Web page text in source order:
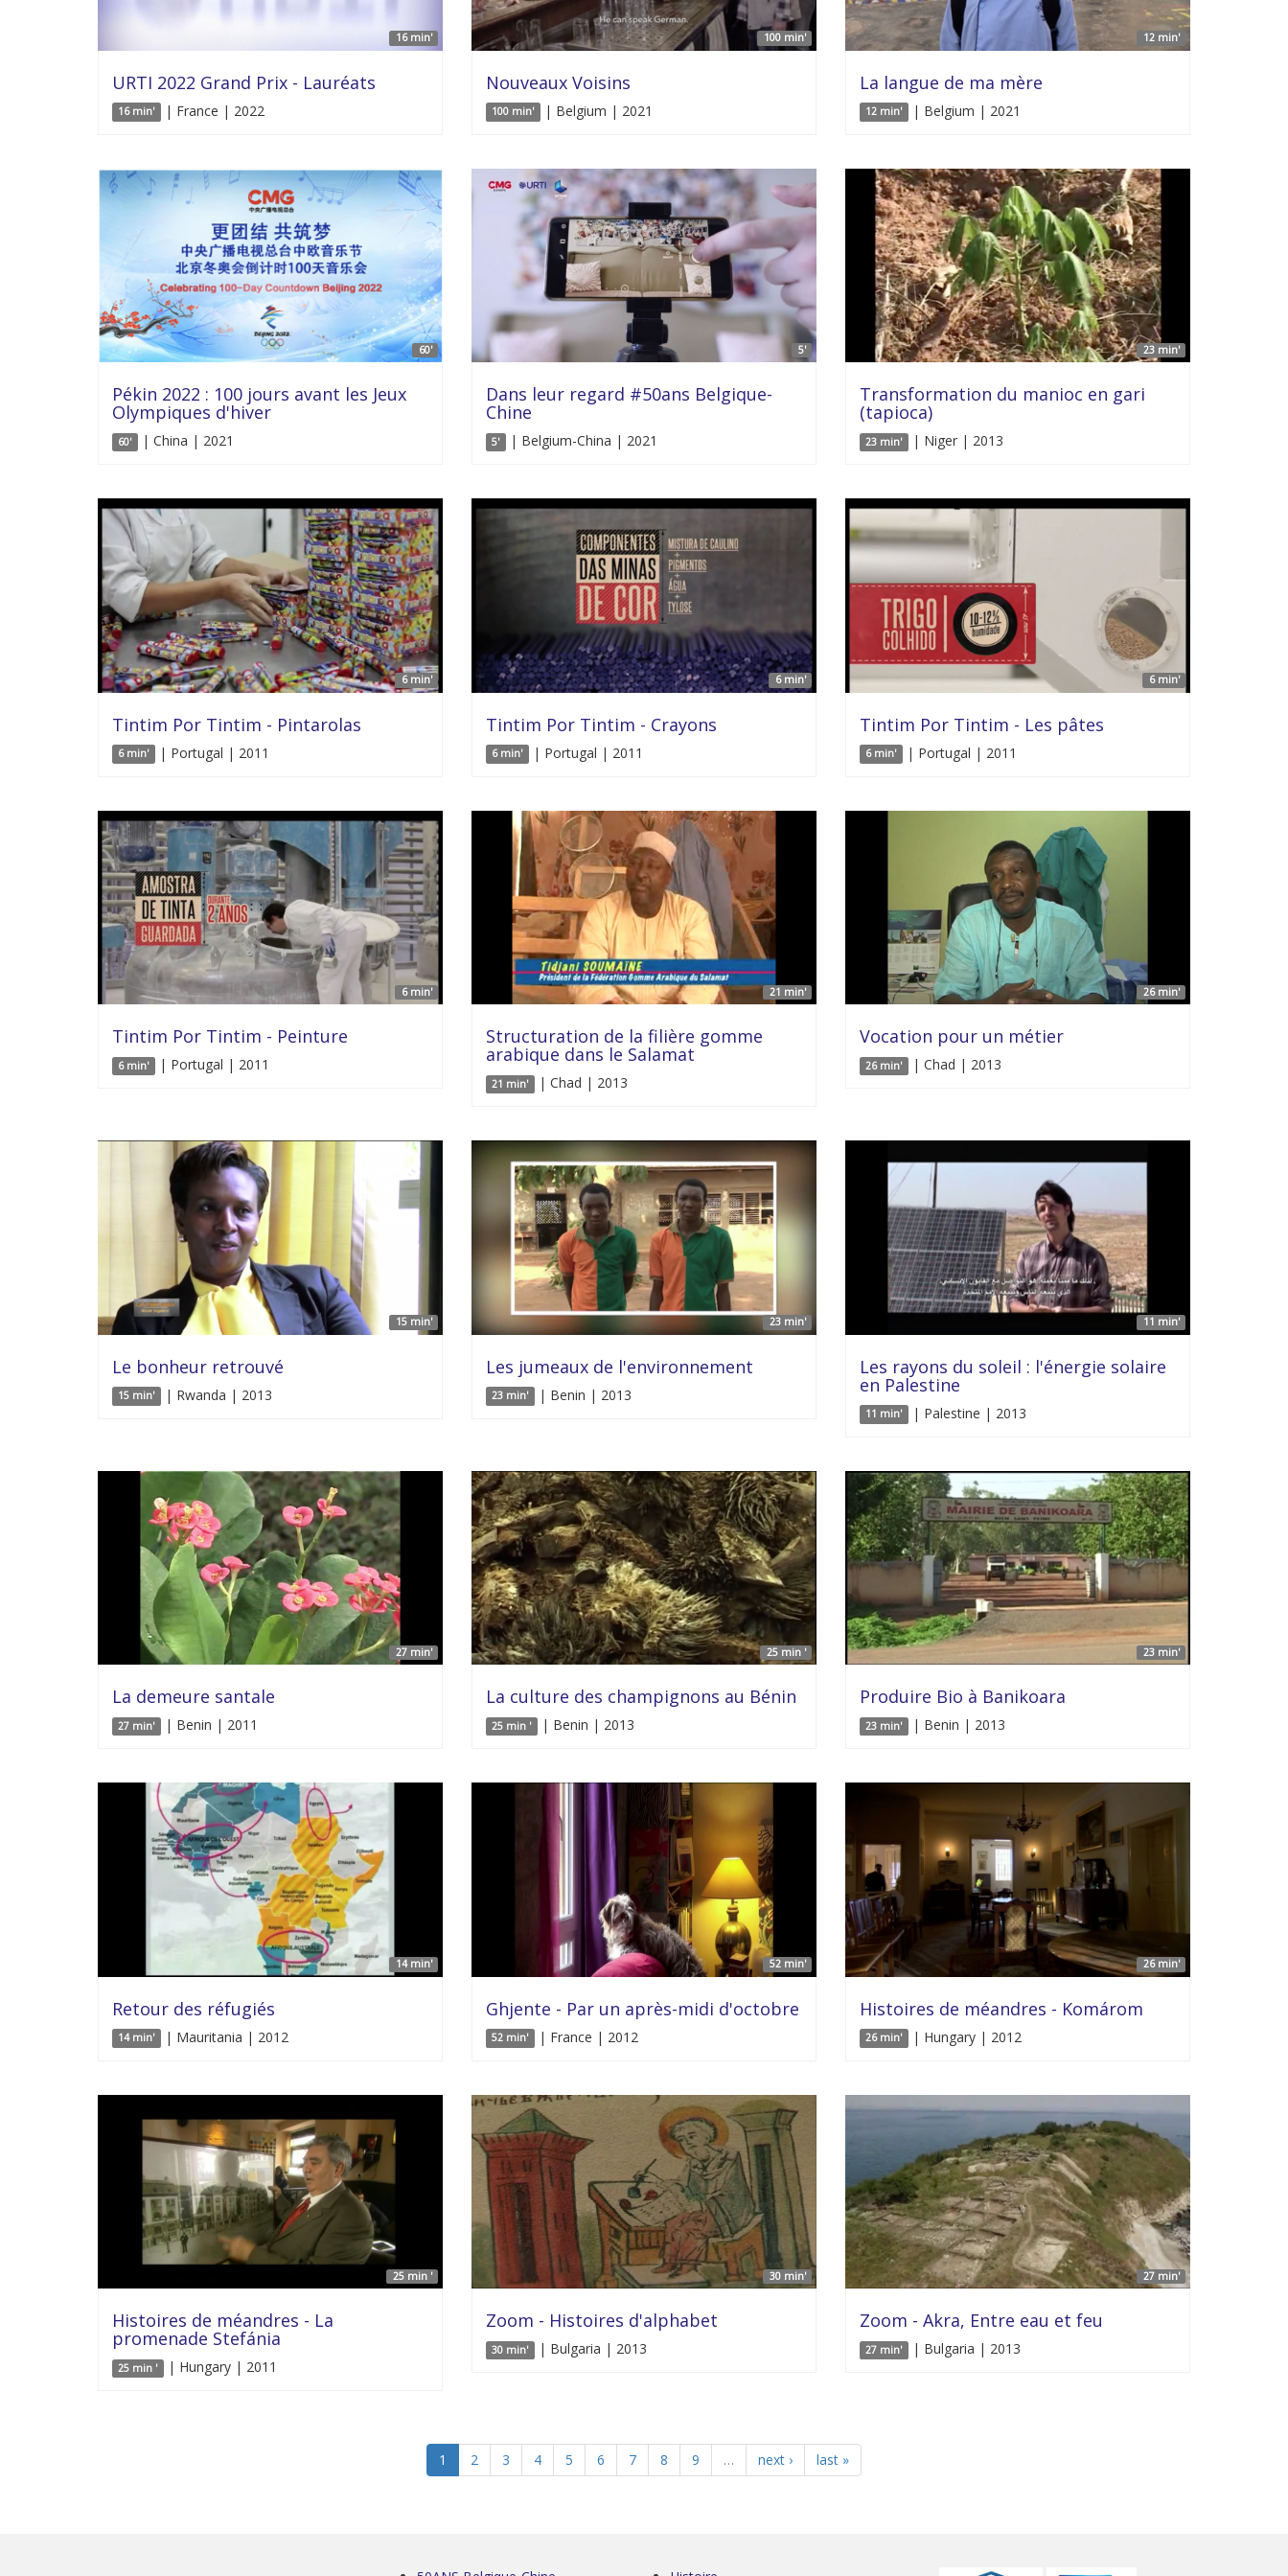
16 min'
URTI 2022 Grand Prix - Lauréats
16 min' | France | 2022
100 min'
Nouveaux Voisins
100 min' | Belgium | 2021
12 min'
La langue de ma mère
12 min' | Belgium | 2021
60'
Pékin 2022 : 100 jours avant les Jeux
Olympiques d'hiver
60' | China | 2021
5'
Dans leur regard #50ans Belgique-
Chine
5' | Belgium-China | 2021
23 min'
Transformation du manioc en gari
(tapioca)
23 min' | Niger | 2013
6 min'
Tintim Por Tintim - Pintarolas
6 min' | Portugal | 2011
6 min'
Tintim Por Tintim - Crayons
6 min' | Portugal | 2011
6 min'
Tintim Por Tintim - Les pâtes
6 min' | Portugal | 2011
6 min'
Tintim Por Tintim - Peinture
6 min' | Portugal | 2011
21 min'
Structuration de la filière gomme
arabique dans le Salamat
21 min' | Chad | 2013
26 min'
Vocation pour un métier
26 min' | Chad | 2013
15 min'
Le bonheur retrouvé
15 min' | Rwanda | 2013
23 min'
Les jumeaux de l'environnement
23 min' | Benin | 2013
11 min'
Les rayons du soleil : l'énergie solaire
en Palestine
11 min' | Palestine | 2013
27 min'
La demeure santale
27 min' | Benin | 2011
25 min '
La culture des champignons au Bénin
25 min ' | Benin | 2013
23 min'
Produire Bio à Banikoara
23 min' | Benin | 2013
14 min'
Retour des réfugiés
14 min' | Mauritania | 2012
52 min'
Ghjente - Par un après-midi d'octobre
52 min' | France | 2012
26 min'
Histoires de méandres - Komárom
26 min' | Hungary | 2012
25 min '
Histoires de méandres - La
promenade Stefánia
25 min ' | Hungary | 2011
30 min'
Zoom - Histoires d'alphabet
30 min' | Bulgaria | 2013
27 min'
Zoom - Akra, Entre eau et feu
27 min' | Bulgaria | 2013
1 2 3 4 5 6 7 8 9 … next › last »